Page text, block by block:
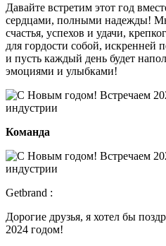
Давайте встретим этот год
сердцами, полными надежды!
счастья, успехов и удачи,
для гордости собой, искренней
и пусть каждый день будет
эмоциями и улыбками!
Команда
Getbrand :
Дорогие друзья, я хотел бы
2024 годом!